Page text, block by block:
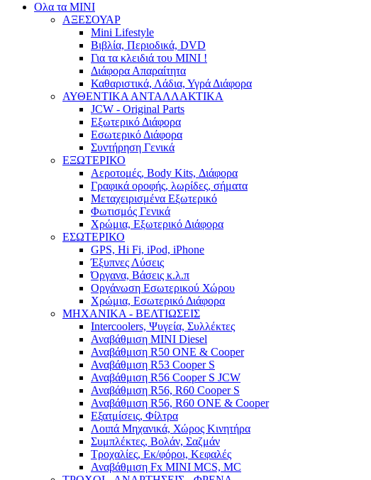
Ολα τα ΜΙΝΙ
ΑΞΕΣΟΥΑΡ
Mini Lifestyle
Βιβλία, Περιοδικά, DVD
Για τα κλειδιά του MINI !
Διάφορα Απαραίτητα
Καθαριστικά, Λάδια, Υγρά Διάφορα
ΑΥΘΕΝΤΙΚΑ ΑΝΤΑΛΛΑΚΤΙΚΑ
JCW - Original Parts
Εξωτερικό Διάφορα
Εσωτερικό Διάφορα
Συντήρηση Γενικά
ΕΞΩΤΕΡΙΚΟ
Αεροτομές, Body Kits, Διάφορα
Γραφικά οροφής, λωρίδες, σήματα
Μεταχειρισμένα Εξωτερικό
Φωτισμός Γενικά
Χρώμια, Εξωτερικό Διάφορα
ΕΣΩΤΕΡΙΚΟ
GPS, Hi Fi, iPod, iPhone
Έξυπνες Λύσεις
Όργανα, Βάσεις κ.λ.π
Οργάνωση Εσωτερικού Χώρου
Χρώμια, Εσωτερικό Διάφορα
ΜΗΧΑΝΙΚΑ - ΒΕΛΤΙΩΣΕΙΣ
Intercoolers, Ψυγεία, Συλλέκτες
Αναβάθμιση MINI Diesel
Αναβάθμιση R50 ONE & Cooper
Αναβάθμιση R53 Cooper S
Αναβάθμιση R56 Cooper S JCW
Αναβάθμιση R56, R60 Cooper S
Αναβάθμιση R56, R60 ONE & Cooper
Εξατμίσεις, Φίλτρα
Λοιπά Μηχανικά, Χώρος Κινητήρα
Συμπλέκτες, Βολάν, Σαζμάν
Τροχαλίες, Εκ/φόροι, Κεφαλές
Αναβάθμιση Fx MINI MCS, MC